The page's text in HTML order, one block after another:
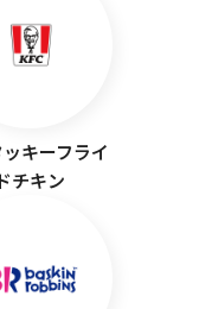
キーフライ
チキン